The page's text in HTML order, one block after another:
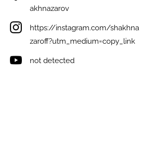
akhnazarov
https://instagram.com/shakhna
zaroff?utm_medium=copy_link
not detected